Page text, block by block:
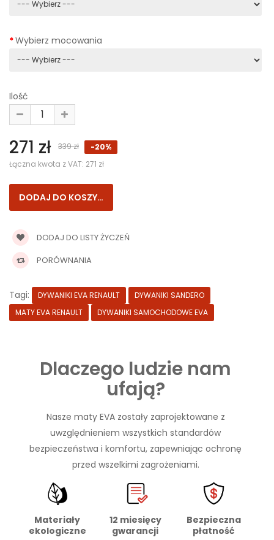
Wybierz mocowania
Ilość
271 zł 339 zł
-20%
Łączna kwota z VAT: 271 zł
DODAJ DO LISTY ŻYCZEŃ
PORÓWNANIA
Tagi: DYWANIKI EVA RENAULT
DYWANIKI SANDERO
MATY EVA RENAULT
DYWANIKI SAMOCHODOWE EVA
Dlaczego ludzie nam
ufają?
Nasze maty EVA zostały zaprojektowane z
uwzględnieniem wszystkich standardów
bezpieczeństwa i komfortu, zapewniając ochronę
przed wszelkimi zagrożeniami.
Materiały
ekologiczne
12 miesięcy
gwarancji
Bezpieczna
płatność